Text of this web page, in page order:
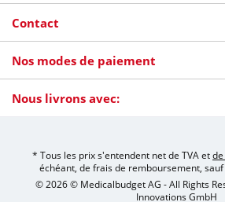
Contact
Nos modes de paiement
Nous livrons avec:
* Tous les prix s'entendent net de TVA et
échéant, de frais de remboursement,
© 2026 © Medicalbudget AG - All Rights
Innovations GmbH